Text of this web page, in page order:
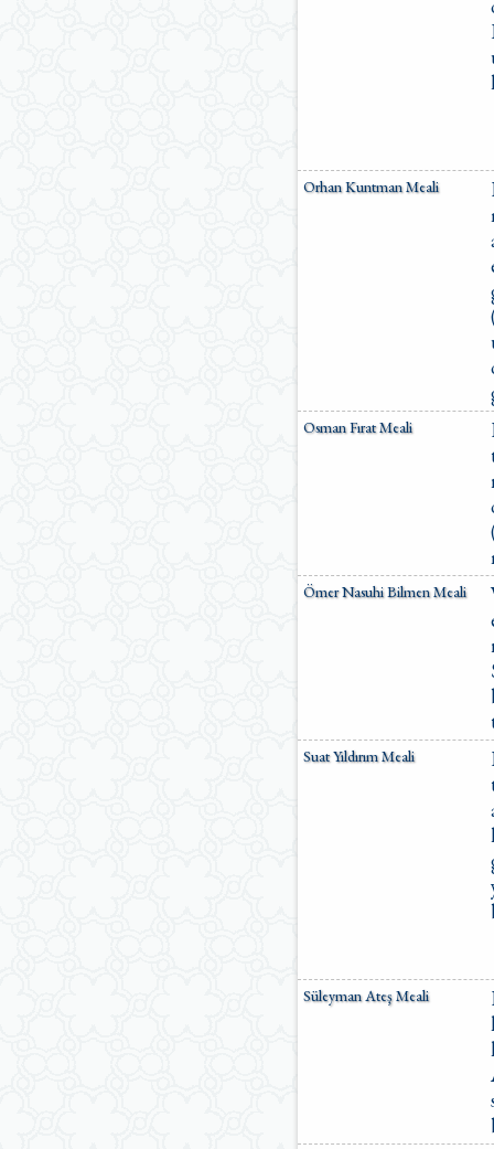
Orhan Kuntman Meali
Osman Fırat Meali
Ömer Nasuhi Bilmen Meali
Suat Yıldırım Meali
Süleyman Ateş Meali